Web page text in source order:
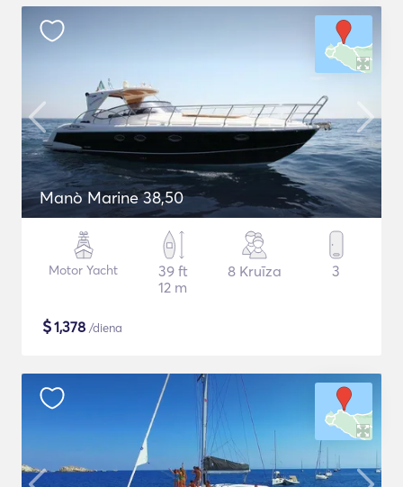
Manò Marine 38,50
Motor Yacht
39 ft
12 m
8 Kruīza 3
$1,378 /diena